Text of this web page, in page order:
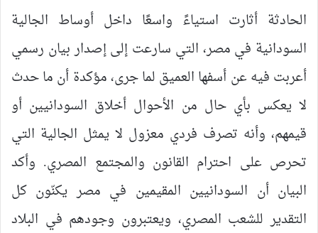
الحادثة أثارت استياءً واسعًا داخل أوساط الجالية
السودانية في مصر، التي سارعت إلى إصدار بيان رسمي
أعربت فيه عن أسفها العميق لما جرى، مؤكدة أن ما حدث
لا يعكس بأي حال من الأحوال أخلاق السودانيين أو
قيمهم، وأنه تصرف فردي معزول لا يمثل الجالية التي
تحرص على احترام القانون والمجتمع المصري. وأكد
البيان أن السودانيين المقيمين في مصر يكنّون كل
التقدير للشعب المصري، ويعتبرون وجودهم في البلاد